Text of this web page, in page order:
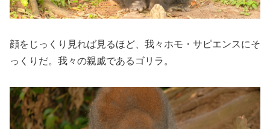
顔をじっくり見れば見るほど、我々ホモ・サピエンスにそ
っくりだ。我々の親戚であるゴリラ。